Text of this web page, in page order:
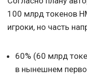
100 млрд токенов
игроки, но часть
60% (60 млрд
в нынешнем